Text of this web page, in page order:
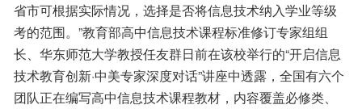
省市可根据实际情况，选择是否将信息技术纳入学业等级
考的范围。”教育部高中信息技术课程标准修订专家组组
长、华东师范大学教授任友群日前在该校举行的“开启信息
技术教育创新·中美专家深度对话”讲座中透露，全国有六个
团队正在编写高中信息技术课程教材，内容覆盖必修类、